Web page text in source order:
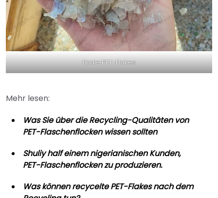
finale PET-Flakes
Mehr lesen:
Was Sie über die Recycling-Qualitäten von
PET-Flaschenflocken wissen sollten
Shuliy half einem nigerianischen Kunden,
PET-Flaschenflocken zu produzieren.
Was können recycelte PET-Flakes nach dem